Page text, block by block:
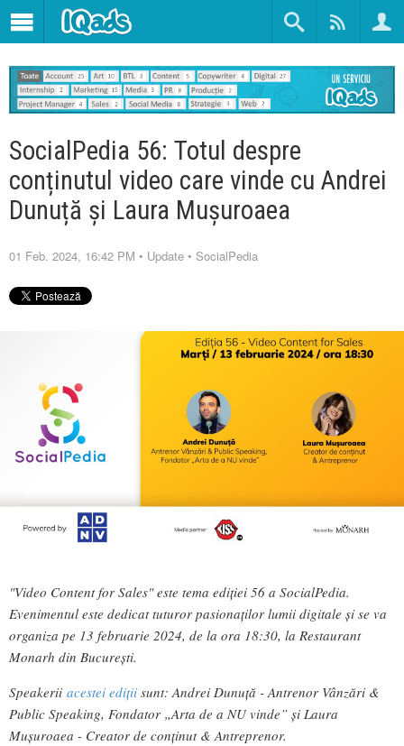
SocialPedia 56: Totul despre
conținutul video care vinde cu Andrei
Dunuță și Laura Mușuroaea
01 Feb. 2024, 16:42 PM • Update • SocialPedia
"Video Content for Sales" este tema ediției 56 a SocialPedia.
Evenimentul este dedicat tuturor pasionaților lumii digitale și se va
organiza pe 13 februarie 2024, de la ora 18:30, la Restaurant
Monarh din București.
Speakerii acestei ediții sunt: Andrei Dunuță - Antrenor Vânzări &
Public Speaking, Fondator „Arta de a NU vinde” și Laura
Mușuroaea - Creator de conținut & Antreprenor.